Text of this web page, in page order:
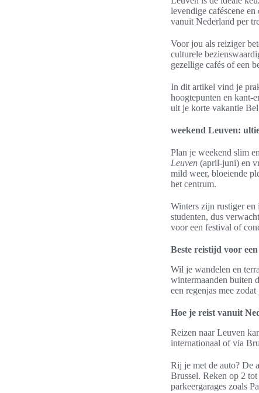
levendige caféscene
vanuit Nederland per
Voor jou als reiziger
culturele
gezellige cafés of een
In dit artikel vind je
hoogtepunten en kant-
uit je korte vakantie
weekend Leuven:
Plan je weekend slim
Leuven (april-juni) en
mild weer, bloeiende
het centrum.
Winters zijn rustiger en
studenten, dus
voor een festival of
Beste reistijd voor
Wil je wandelen en
wintermaanden buiten
een regenjas mee
Hoe je reist vanuit
Reizen naar Leuven
internationaal of via
Rij je met de auto? De
Brussel. Reken op 2
parkeergarages zoals